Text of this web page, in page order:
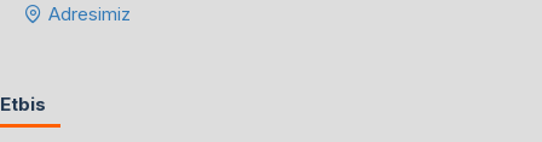
Adresimiz
Etbis